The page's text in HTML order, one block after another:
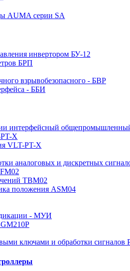
AUMA серии SA
инвертором БУ-12
БРП
взрывобезопасного - БВР
- ББИ
интерфейсный
X
VLT-PT-X
аналоговых и дискретных
TBM02
положения ASM04
- МУИ
ключами и обработки сигналов